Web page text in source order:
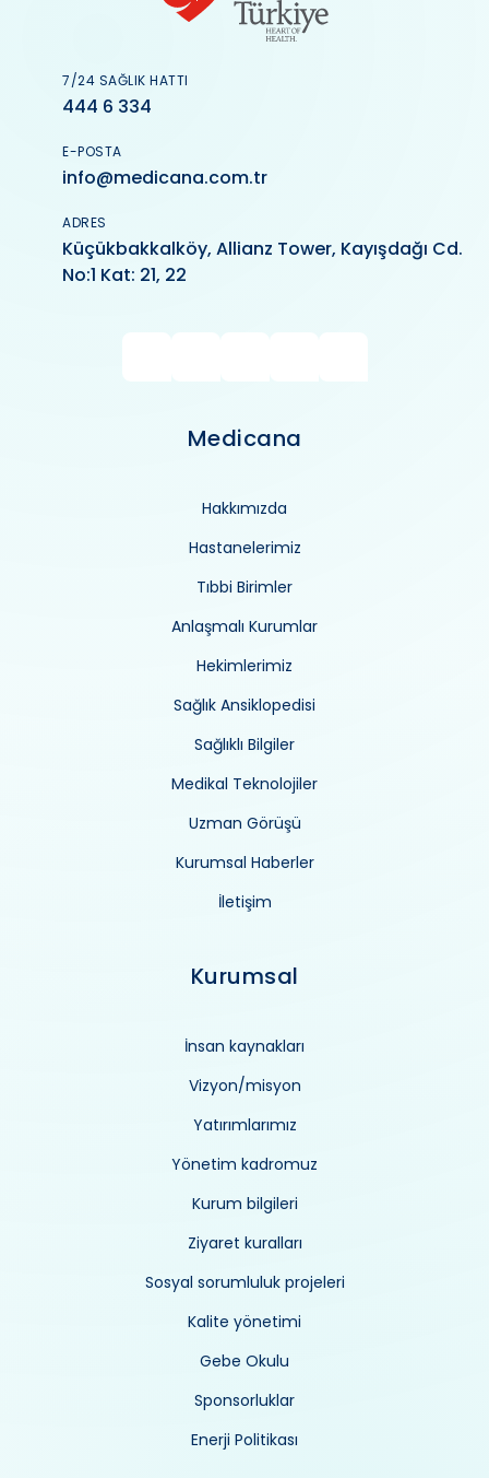
7/24 SAĞLIK HATTI
444 6 334
E-POSTA
info@medicana.com.tr
ADRES
Küçükbakkalköy, Allianz Tower, Kayışdağı Cd.
No:1 Kat: 21, 22
Medicana
Hakkımızda
Hastanelerimiz
Tıbbi Birimler
Anlaşmalı Kurumlar
Hekimlerimiz
Sağlık Ansiklopedisi
Sağlıklı Bilgiler
Medikal Teknolojiler
Uzman Görüşü
Kurumsal Haberler
İletişim
Kurumsal
İnsan kaynakları
Vizyon/misyon
Yatırımlarımız
Yönetim kadromuz
Kurum bilgileri
Ziyaret kuralları
Sosyal sorumluluk projeleri
Kalite yönetimi
Gebe Okulu
Sponsorluklar
Enerji Politikası